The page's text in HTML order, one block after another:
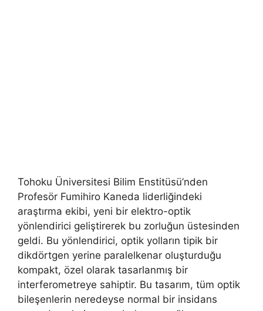
Tohoku Üniversitesi Bilim Enstitüsü’nden
Profesör Fumihiro Kaneda liderliğindeki
araştırma ekibi, yeni bir elektro-optik
yönlendirici geliştirerek bu zorluğun üstesinden
geldi. Bu yönlendirici, optik yolların tipik bir
dikdörtgen yerine paralelkenar oluşturduğu
kompakt, özel olarak tasarlanmış bir
interferometreye sahiptir. Bu tasarım, tüm optik
bileşenlerin neredeyse normal bir insidans